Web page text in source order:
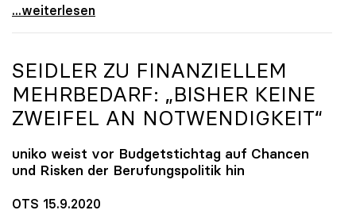
uniko steht Neugründung der TU Oberösterreich
...weiterlesen
SEIDLER ZU FINANZIELLEM
MEHRBEDARF: „BISHER KEINE
ZWEIFEL AN NOTWENDIGKEIT“
uniko weist vor Budgetstichtag auf Chancen
und Risken der Berufungspolitik hin
OTS 15.9.2020